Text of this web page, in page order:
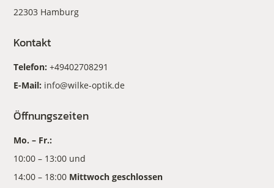
22303 Hamburg
Kontakt
Telefon:+49402708291
E-Mail: info@wilke-optik.de
Öffnungszeiten
Mo. – Fr.:
10:00 – 13:00 und
14:00 – 18:00 Mittwoch geschlossen